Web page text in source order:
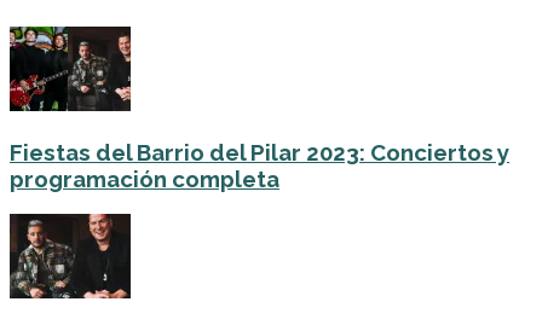
Fiestas del Barrio del Pilar 2023: Conciertos y
programación completa